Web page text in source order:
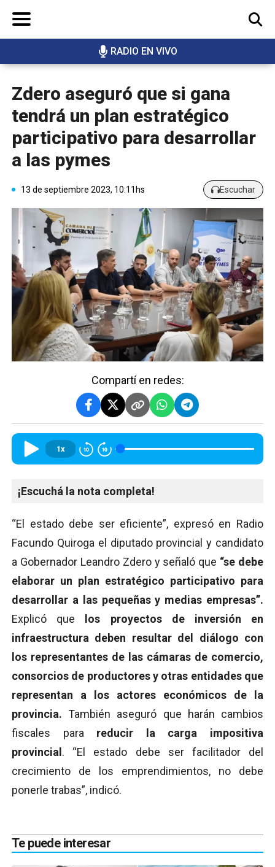
RADIO EN VIVO
BUSCAR
Zdero aseguró que si gana
tendrá un plan estratégico
participativo para desarrollar
a las pymes
13 de septiembre 2023, 10:11hs Escuchar
Compartí en redes:
1x
¡Escuchá la nota completa!
“El estado debe ser eficiente”, expresó en Radio
Facundo Quiroga el diputado provincial y candidato
a Gobernador Leandro Zdero y señaló que “se debe
elaborar un plan estratégico participativo para
desarrollar a las pequeñas y medias empresas”.
Explicó que
los proyectos de inversión en
infraestructura deben resultar del diálogo con
los representantes de las cámaras de comercio,
consorcios de productores y otras entidades que
representan a los actores económicos de la
provincia. También aseguró que harán cambios
fiscales para reducir la carga impositiva
provincial . “El estado debe ser facilitador del
crecimiento de los emprendimientos, no debe
ponerle trabas”, indicó.
Te puede interesar